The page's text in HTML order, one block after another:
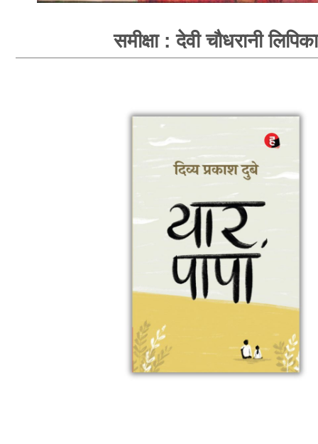
समीक्षा : देवी चौधरानी लिपिका